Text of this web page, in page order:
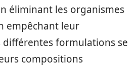
éliminant les organismes
empêchant leur
différentes formulations se
compositions